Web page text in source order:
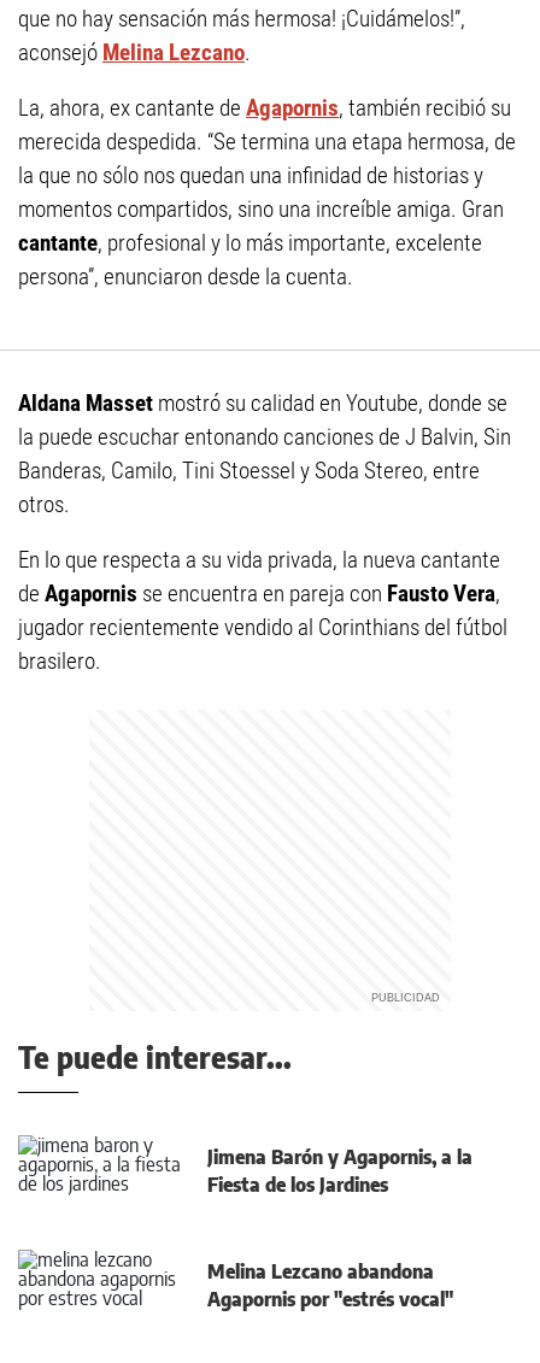
que no hay sensación más hermosa! ¡Cuidámelos!”,
aconsejó Melina Lezcano.
La, ahora, ex cantante de Agapornis, también recibió su
merecida despedida. “Se termina una etapa hermosa, de
la que no sólo nos quedan una infinidad de historias y
momentos compartidos, sino una increíble amiga. Gran
cantante, profesional y lo más importante, excelente
persona”, enunciaron desde la cuenta.
Aldana Masset mostró su calidad en Youtube, donde se
la puede escuchar entonando canciones de J Balvin, Sin
Banderas, Camilo, Tini Stoessel y Soda Stereo, entre
otros.
En lo que respecta a su vida privada, la nueva cantante
de Agapornis se encuentra en pareja con Fausto Vera,
jugador recientemente vendido al Corinthians del fútbol
brasilero.
Te puede interesar...
Jimena Barón y Agapornis, a la
Fiesta de los Jardines
Melina Lezcano abandona
Agapornis por "estrés vocal"